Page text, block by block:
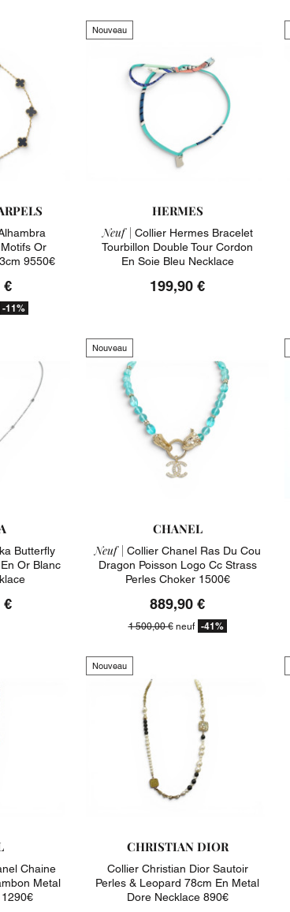
Or
9550€
€
-11%
Nouveau
HERMES
Neuf | Collier Hermes Bracelet
Tourbillon Double Tour Cordon
En Soie Bleu Necklace
199,90 €
Butterfly
Or Blanc
€
Nouveau
CHANEL
Neuf | Collier Chanel Ras Du Cou
Dragon Poisson Logo Cc Strass
Perles Choker 1500€
889,90 €
1 500,00 €neuf -41%
Chaine
Metal
Nouveau
CHRISTIAN DIOR
Collier Christian Dior Sautoir
Perles & Leopard 78cm En Metal
Dore Necklace 890€